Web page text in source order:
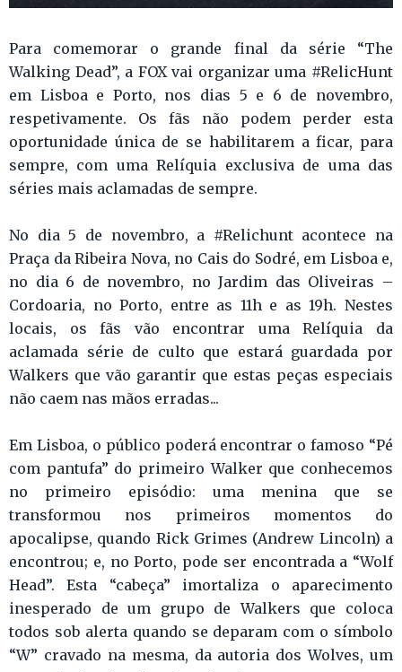
Para comemorar o grande final da série “The
Walking Dead”, a FOX vai organizar uma #RelicHunt
em Lisboa e Porto, nos dias 5 e 6 de novembro,
respetivamente. Os fãs não podem perder esta
oportunidade única de se habilitarem a ficar, para
sempre, com uma Relíquia exclusiva de uma das
séries mais aclamadas de sempre.
No dia 5 de novembro, a #Relichunt acontece na
Praça da Ribeira Nova, no Cais do Sodré, em Lisboa e,
no dia 6 de novembro, no Jardim das Oliveiras –
Cordoaria, no Porto, entre as 11h e as 19h. Nestes
locais, os fãs vão encontrar uma Relíquia da
aclamada série de culto que estará guardada por
Walkers que vão garantir que estas peças especiais
não caem nas mãos erradas...
Em Lisboa, o público poderá encontrar o famoso “Pé
com pantufa” do primeiro Walker que conhecemos
no primeiro episódio: uma menina que se
transformou nos primeiros momentos do
apocalipse, quando Rick Grimes (Andrew Lincoln) a
encontrou; e, no Porto, pode ser encontrada a “Wolf
Head”. Esta “cabeça” imortaliza o aparecimento
inesperado de um grupo de Walkers que coloca
todos sob alerta quando se deparam com o símbolo
“W” cravado na mesma, da autoria dos Wolves, um